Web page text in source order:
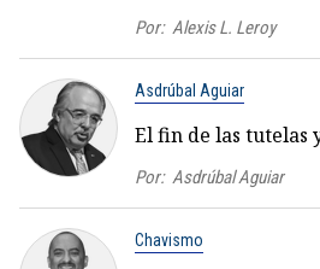
Por: Alexis L. Leroy
Asdrúbal Aguiar
El fin de las tutelas
Por: Asdrúbal Aguiar
Chavismo